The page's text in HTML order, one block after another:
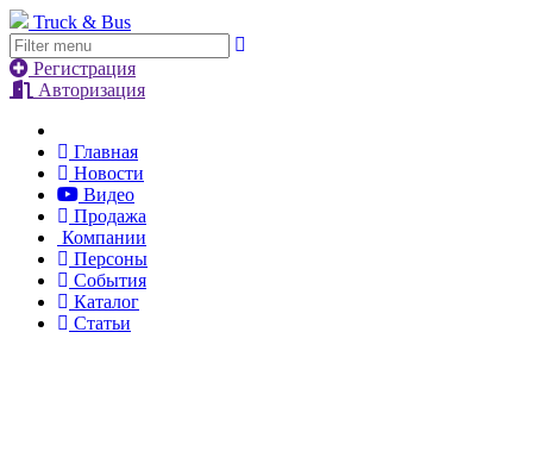
Truck & Bus
Регистрация
Авторизация
Главная
Новости
Видео
Продажа
Компании
Персоны
События
Каталог
Статьи